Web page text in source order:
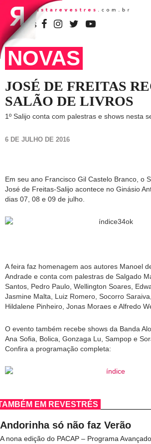
SIGA-NOS
NOVAS
JOSÉ DE FREITAS
SALÃO DE LIVROS
1º Salijo conta com palestras e shows nesta
6 DE JULHO DE 2016
Em seu ano Francisco Gil Castelo Branco, o
José de Freitas-Salijo acontece no Ginásio
dias 07, 08 e 09 de julho.
A feira faz homenagem aos autores Manoel
Andrade e conta com palestras de Salgado
Santos, Pedro Paulo, Wellington Soares,
Jasmine Malta, Luiz Romero, Socorro
Hildalene Pinheiro, Jonas Moraes e Alfredo
O evento também recebe shows da Banda
Ana Sofia, Bolica, Gonzaga Lu, Sampop e
Confira a programação completa:
EM REVESTRÉS
Andorinha só não faz Verão
A nona edição do PACAP – Programa